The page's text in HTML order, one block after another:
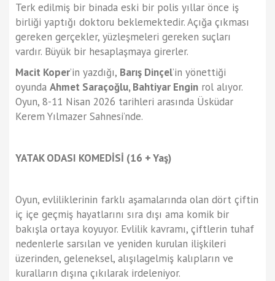
Terk edilmiş bir binada eski bir polis yıllar önce iş
birliği yaptığı doktoru beklemektedir. Açığa çıkması
gereken gerçekler, yüzleşmeleri gereken suçları
vardır. Büyük bir hesaplaşmaya girerler.
Macit Koper’in yazdığı, Barış Dinçel’in yönettiği
oyunda Ahmet Saraçoğlu, Bahtiyar Engin rol alıyor.
Oyun, 8-11 Nisan 2026 tarihleri arasında Üsküdar
Kerem Yılmazer Sahnesi’nde.
YATAK ODASI KOMEDİSİ (16 + Yaş)
Oyun, evliliklerinin farklı aşamalarında olan dört çiftin
iç içe geçmiş hayatlarını sıra dışı ama komik bir
bakışla ortaya koyuyor. Evlilik kavramı, çiftlerin tuhaf
nedenlerle sarsılan ve yeniden kurulan ilişkileri
üzerinden, geleneksel, alışılagelmiş kalıpların ve
kuralların dışına çıkılarak irdeleniyor.